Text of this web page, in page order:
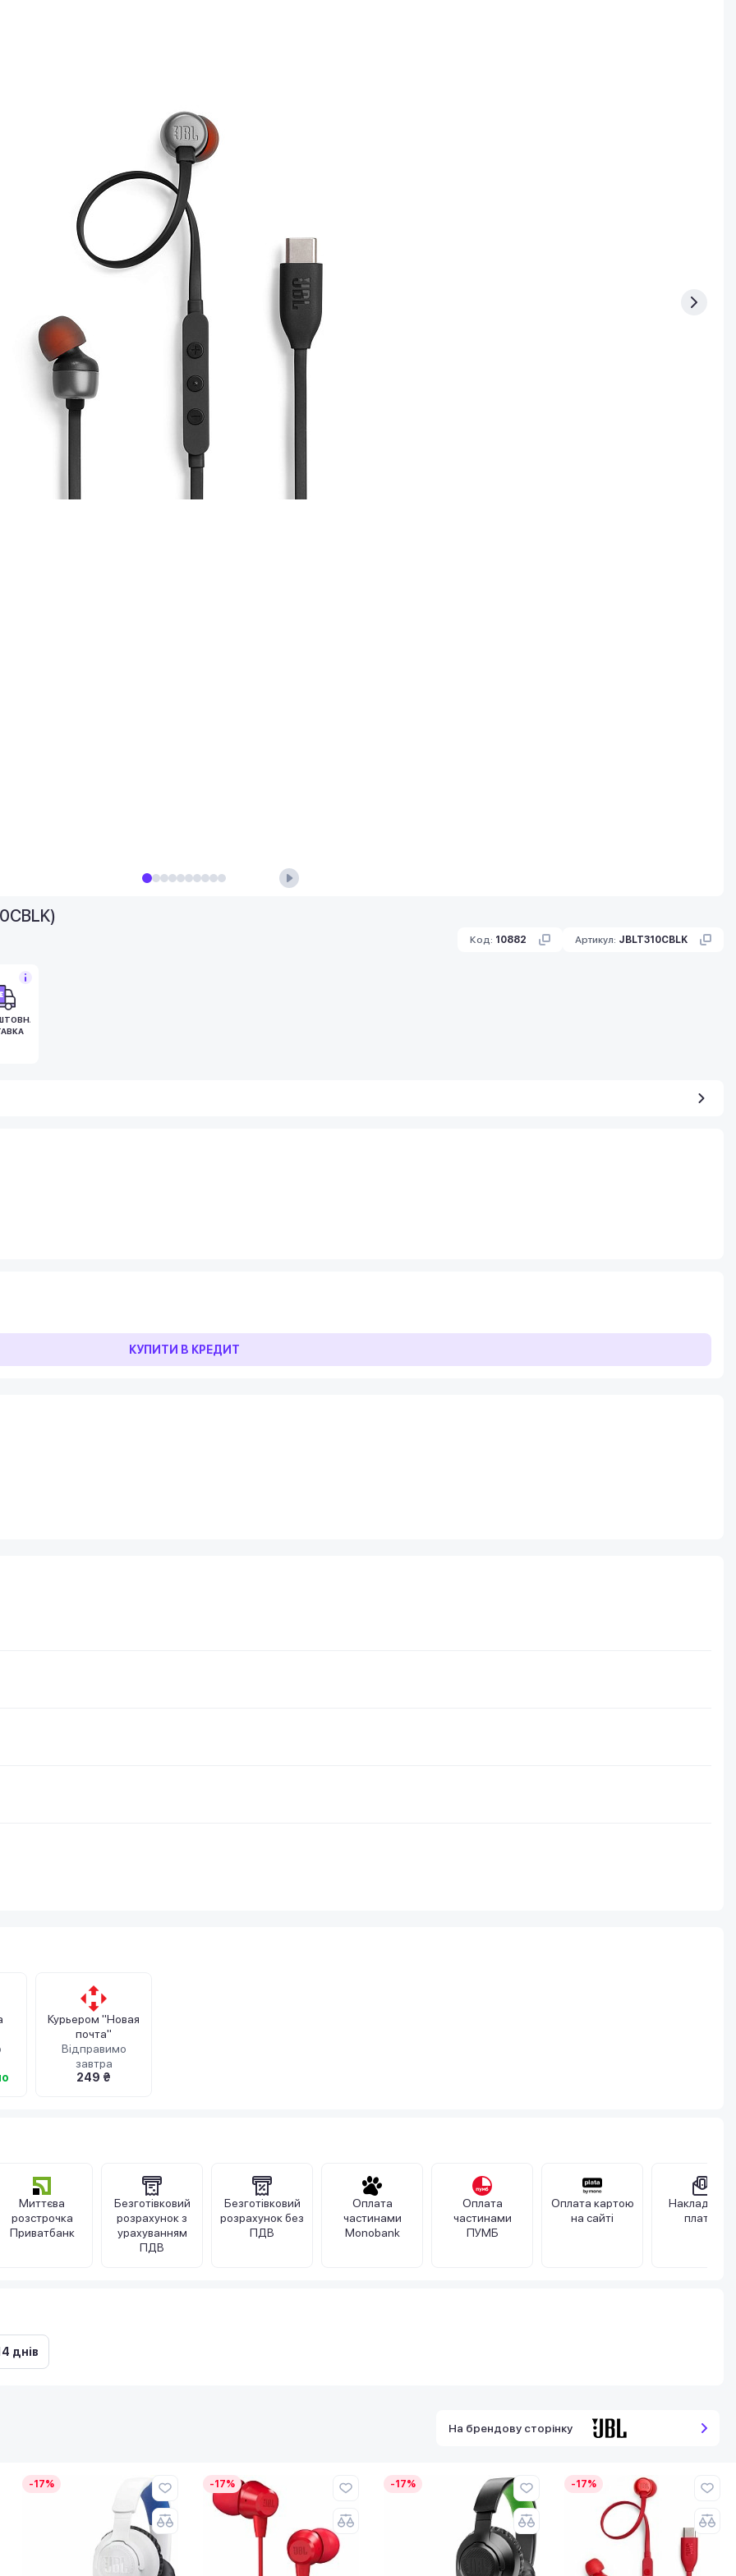
Код: 10882 Артикул: JBLT310CBLK
КУПИТИ В КРЕДИТ
Курьером "Новая
почта"
Відправимо
завтра
249 ₴
Миттєва
розстрочка
Приватбанк
Безготівковий
розрахунок з
урахуванням
ПДВ
Безготівковий
розрахунок без
ПДВ
Оплата
частинами
Monobank
Оплата
частинами
ПУМБ
Оплата картою
на сайті
Накладений
платіж
днів
На брендову сторінку
-17% -17% -17% -17%